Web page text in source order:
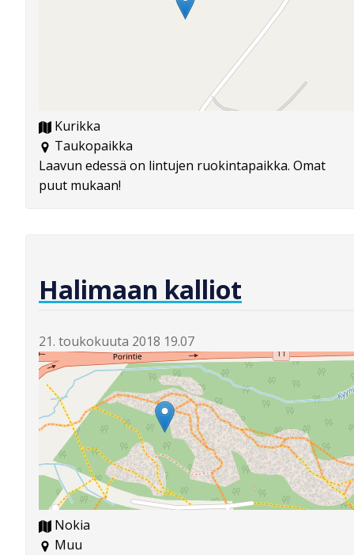
Kurikka
Taukopaikka
Laavun edessä on lintujen ruokintapaikka. Omat
puut mukaan!
Halimaan kalliot
21. toukokuuta 2018 19.07
Nokia
Muu